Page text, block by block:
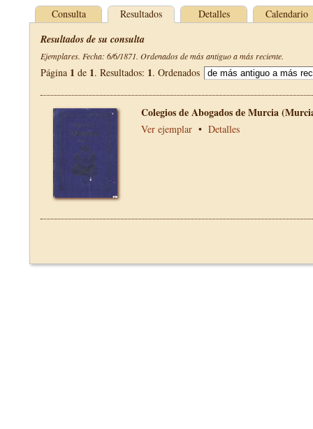
Consulta Resultados Detalles Calendario
Resultados de su consulta
Ejemplares. Fecha: 6/6/1871. Ordenados de más antiguo a más reciente.
Página 1 de 1. Resultados: 1. Ordenados
Colegios de Abogados de Murcia
Ver ejemplar • Detalles